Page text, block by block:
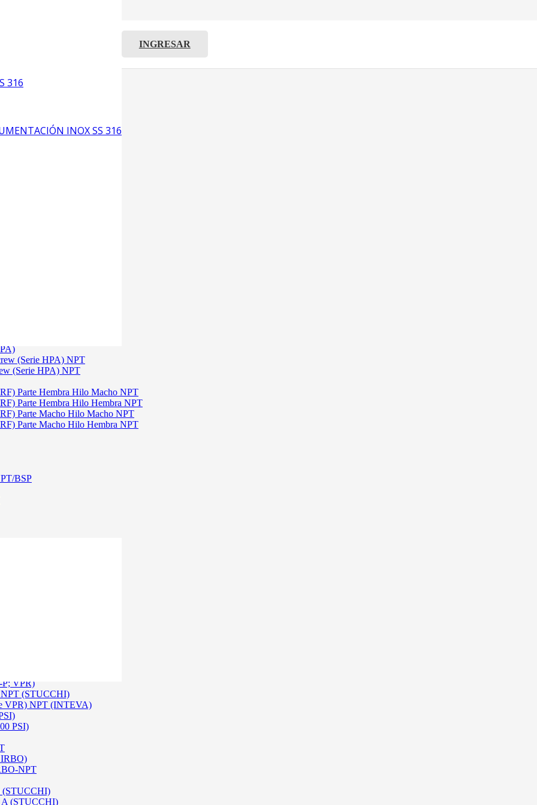
316
INOX SS 316
INGRESAR
(Serie HPA) NPT
(Serie HPA) NPT
Parte Hembra Hilo Macho NPT
Parte Hembra Hilo Hembra NPT
Parte Macho Hilo Macho NPT
Parte Macho Hilo Hembra NPT
BSP
P; VPR)
NPT (STUCCHI)
VPR) NPT (INTEVA)
PSI)
IRBO)
NPT
(STUCCHI)
A (STUCCHI)